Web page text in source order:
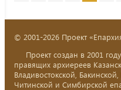
© 2001-2026 Проект
Проект создан в 2001
правящих архиереев
Владивостокской,
Читинской и Симбирской